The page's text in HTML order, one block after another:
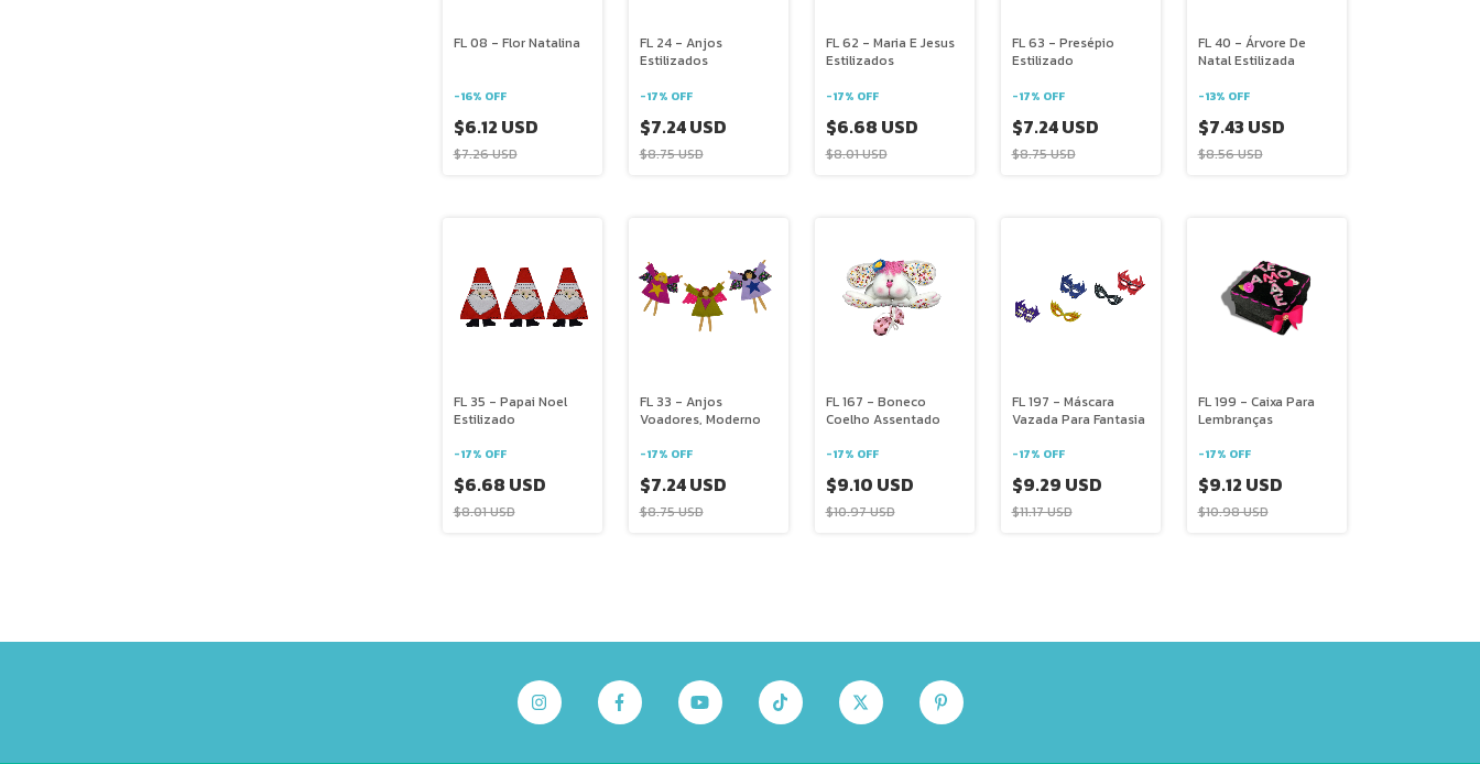
FL 08 - Flor Natalina
-16% OFF
$6.12 USD
$7.26 USD
FL 24 - Anjos
Estilizados
-17% OFF
$7.24 USD
$8.75 USD
FL 62 - Maria E Jesus
Estilizados
-17% OFF
$6.68 USD
$8.01 USD
FL 63 - Presépio
Estilizado
-17% OFF
$7.24 USD
$8.75 USD
FL 40 - Árvore De
Natal Estilizada
-13% OFF
$7.43 USD
$8.56 USD
FL 35 - Papai Noel
Estilizado
-17% OFF
$6.68 USD
$8.01 USD
FL 33 - Anjos
Voadores, Moderno
-17% OFF
$7.24 USD
$8.75 USD
FL 167 - Boneco
Coelho Assentado
-17% OFF
$9.10 USD
$10.97 USD
FL 197 - Máscara
Vazada Para Fantasia
-17% OFF
$9.29 USD
$11.17 USD
FL 199 - Caixa Para
Lembranças
-17% OFF
$9.12 USD
$10.98 USD